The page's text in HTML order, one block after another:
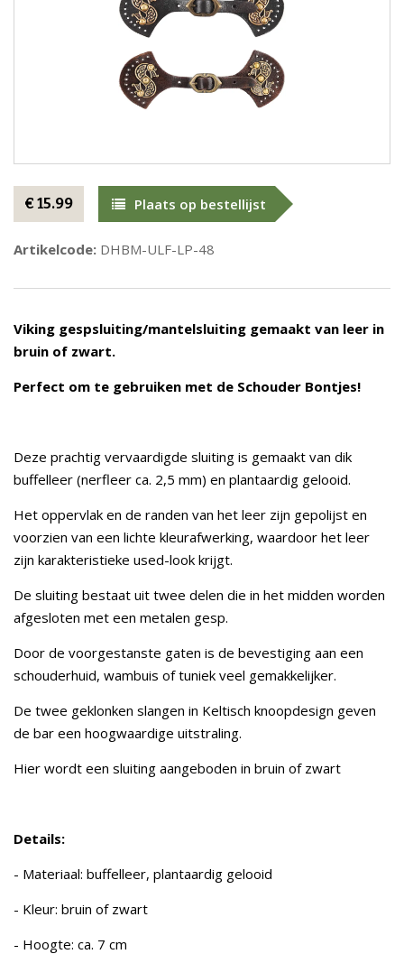
€ 15.99 Plaats op bestellijst
Artikelcode: DHBM-ULF-LP-48
Viking gespsluiting/mantelsluiting gemaakt van leer in
bruin of zwart.
Perfect om te gebruiken met de Schouder Bontjes!
Deze prachtig vervaardigde sluiting is gemaakt van dik
buffelleer (nerfleer ca. 2,5 mm) en plantaardig gelooid.
Het oppervlak en de randen van het leer zijn gepolijst en
voorzien van een lichte kleurafwerking, waardoor het leer
zijn karakteristieke used-look krijgt.
De sluiting bestaat uit twee delen die in het midden worden
afgesloten met een metalen gesp.
Door de voorgestanste gaten is de bevestiging aan een
schouderhuid, wambuis of tuniek veel gemakkelijker.
De twee geklonken slangen in Keltisch knoopdesign geven
de bar een hoogwaardige uitstraling.
Hier wordt een sluiting aangeboden in bruin of zwart
Details:
- Materiaal: buffelleer, plantaardig gelooid
- Kleur: bruin of zwart
- Hoogte: ca. 7 cm